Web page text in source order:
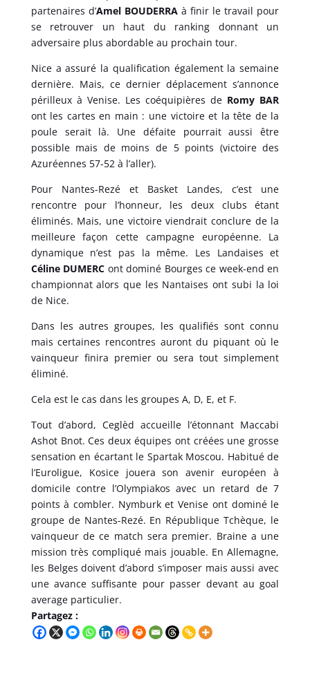
partenaires d’Amel BOUDERRA à finir le travail pour
se retrouver un haut du ranking donnant un
adversaire plus abordable au prochain tour.
Nice a assuré la qualification également la semaine
dernière. Mais, ce dernier déplacement s’annonce
périlleux à Venise. Les coéquipières de Romy BAR
ont les cartes en main : une victoire et la tête de la
poule serait là. Une défaite pourrait aussi être
possible mais de moins de 5 points (victoire des
Azuréennes 57-52 à l’aller).
Pour Nantes-Rezé et Basket Landes, c’est une
rencontre pour l’honneur, les deux clubs étant
éliminés. Mais, une victoire viendrait conclure de la
meilleure façon cette campagne européenne. La
dynamique n’est pas la même. Les Landaises et
Céline DUMERC ont dominé Bourges ce week-end en
championnat alors que les Nantaises ont subi la loi
de Nice.
Dans les autres groupes, les qualifiés sont connu
mais certaines rencontres auront du piquant où le
vainqueur finira premier ou sera tout simplement
éliminé.
Cela est le cas dans les groupes A, D, E, et F.
Tout d’abord, Ceglèd accueille l’étonnant Maccabi
Ashot Bnot. Ces deux équipes ont créées une grosse
sensation en écartant le Spartak Moscou. Habitué de
l’Euroligue, Kosice jouera son avenir européen à
domicile contre l’Olympiakos avec un retard de 7
points à combler. Nymburk et Venise ont dominé le
groupe de Nantes-Rezé. En République Tchèque, le
vainqueur de ce match sera premier. Braine a une
mission très compliqué mais jouable. En Allemagne,
les Belges doivent d’abord s’imposer mais aussi avec
une avance suffisante pour passer devant au goal
average particulier.
Partagez :